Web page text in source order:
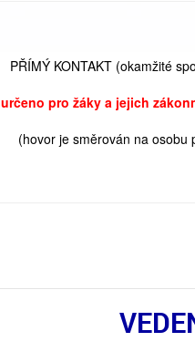
PŘÍMÝ KONTAKT (okamžité
určeno pro žáky a jejich
(hovor je směrován na osobu